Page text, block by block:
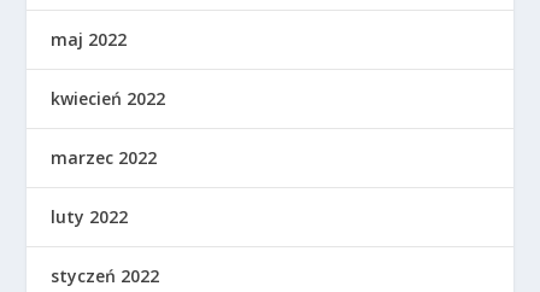
maj 2022
kwiecień 2022
marzec 2022
luty 2022
styczeń 2022